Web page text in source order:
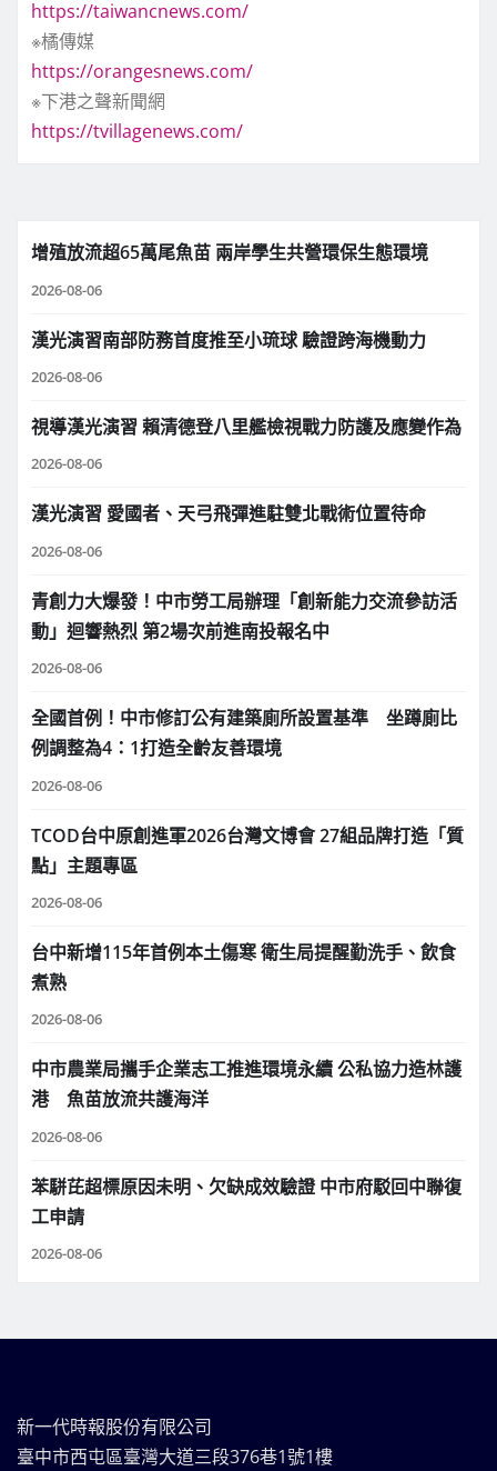
https://taiwancnews.com/
※橘傳媒
https://orangesnews.com/
※下港之聲新聞網
https://tvillagenews.com/
增殖放流超65萬尾魚苗 兩岸學生共營環保生態環境
2026-08-06
漢光演習南部防務首度推至小琉球 驗證跨海機動力
2026-08-06
視導漢光演習 賴清德登八里艦檢視戰力防護及應變作為
2026-08-06
漢光演習 愛國者、天弓飛彈進駐雙北戰術位置待命
2026-08-06
青創力大爆發！中市勞工局辦理「創新能力交流參訪活
動」迴響熱烈 第2場次前進南投報名中
2026-08-06
全國首例！中市修訂公有建築廁所設置基準 坐蹲廁比
例調整為4：1打造全齡友善環境
2026-08-06
TCOD台中原創進軍2026台灣文博會 27組品牌打造「質
點」主題專區
2026-08-06
台中新增115年首例本土傷寒 衛生局提醒勤洗手、飲食
煮熟
2026-08-06
中市農業局攜手企業志工推進環境永續 公私協力造林護
港 魚苗放流共護海洋
2026-08-06
苯駢芘超標原因未明、欠缺成效驗證 中市府駁回中聯復
工申請
2026-08-06
新一代時報股份有限公司
臺中市西屯區臺灣大道三段376巷1號1樓